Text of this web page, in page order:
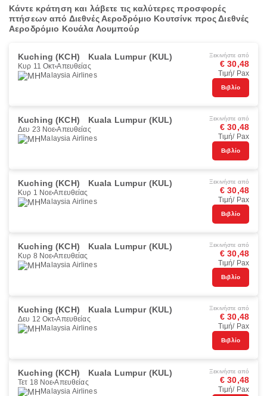
Κάντε κράτηση και λάβετε τις καλύτερες προσφορές
πτήσεων από Διεθνές Αεροδρόμιο Κουτσίνκ προς Διεθνές
Αεροδρόμιο Κουάλα Λουμπούρ
Kuching (KCH) Kuala Lumpur (KUL)
Κυρ 11 Οκτ Απευθείας
Malaysia Airlines
Ξεκινήστε από
€ 30,48
Τιμή/ Pax
Βιβλίο
Kuching (KCH) Kuala Lumpur (KUL)
Δευ 23 Νοε Απευθείας
Malaysia Airlines
Ξεκινήστε από
€ 30,48
Τιμή/ Pax
Βιβλίο
Kuching (KCH) Kuala Lumpur (KUL)
Κυρ 1 Νοε Απευθείας
Malaysia Airlines
Ξεκινήστε από
€ 30,48
Τιμή/ Pax
Βιβλίο
Kuching (KCH) Kuala Lumpur (KUL)
Κυρ 8 Νοε Απευθείας
Malaysia Airlines
Ξεκινήστε από
€ 30,48
Τιμή/ Pax
Βιβλίο
Kuching (KCH) Kuala Lumpur (KUL)
Δευ 12 Οκτ Απευθείας
Malaysia Airlines
Ξεκινήστε από
€ 30,48
Τιμή/ Pax
Βιβλίο
Kuching (KCH) Kuala Lumpur (KUL)
Τετ 18 Νοε Απευθείας
Malaysia Airlines
Ξεκινήστε από
€ 30,48
Τιμή/ Pax